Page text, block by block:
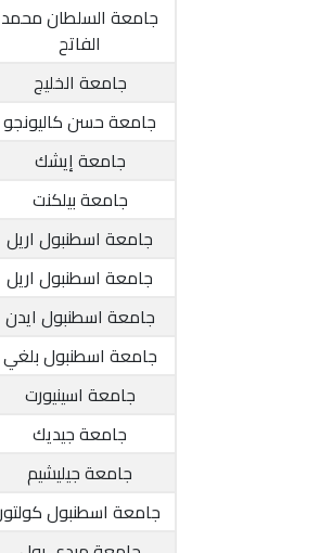
جامعة السلطان محمد
الفاتح
جامعة الخليج
جامعة حسن كاليونجو
جامعة إيشك
جامعة بيلكنت
جامعة اسطنبول اريل
جامعة اسطنبول اريل
جامعة اسطنبول ايدن
جامعة اسطنبول بلغي
جامعة اسينيورت
جامعة جيديك
جامعة جيليشيم
جامعة اسطنبول كولتور